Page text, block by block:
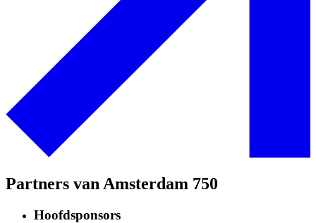
Partners van Amsterdam 750
Hoofdsponsors